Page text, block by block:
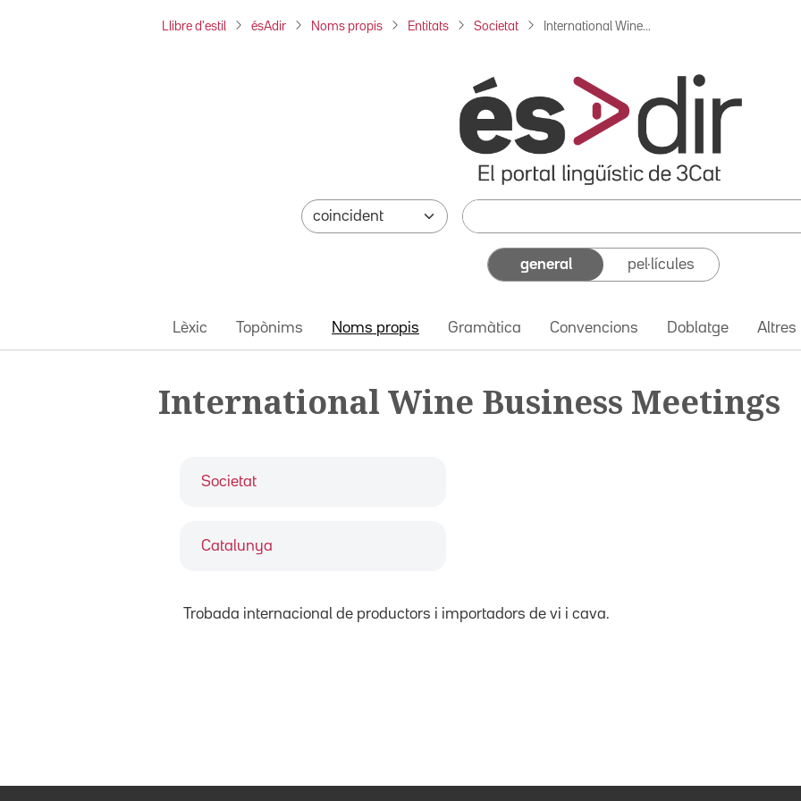
Llibre d'estil ésAdir Noms propis Entitats Societat International Wine...
general pel·lícules
Lèxic Topònims Noms propis Gramàtica Convencions Doblatge Altres
International Wine Business Meetings
Societat
Catalunya
Trobada internacional de productors i importadors de vi i cava.